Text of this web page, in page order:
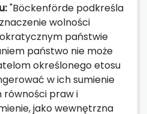
"Böckenförde podkreśla
wolności
państwie
państwo nie może
określonego etosu
w ich sumienie
praw i
jako wewnętrzna